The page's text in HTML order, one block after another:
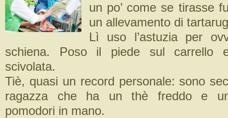
un po’ come se tirasse
un allevamento di
Lì uso l’astuzia per
schiena. Poso il piede sul carrello
scivolata.
Tiè, quasi un record personale: sono
ragazza che ha un thè freddo e
pomodori in mano.